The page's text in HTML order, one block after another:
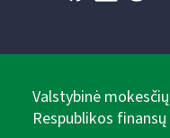
Valstybinė
Respublikos